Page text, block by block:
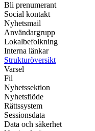
Bli prenumerant
Social kontakt
Nyhetsmail
Användargrupp
Lokalbefolkning
Interna länkar
Strukturöversikt
Varsel
Fil
Nyhetssektion
Nyhetsflöde
Rättssystem
Sessionsdata
Data och säkerhet